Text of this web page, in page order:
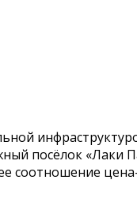
посёлок «Лаки
соотношение